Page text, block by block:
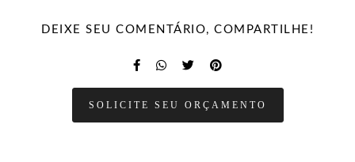
DEIXE SEU COMENTÁRIO, COMPARTILHE!
SOLICITE SEU ORÇAMENTO